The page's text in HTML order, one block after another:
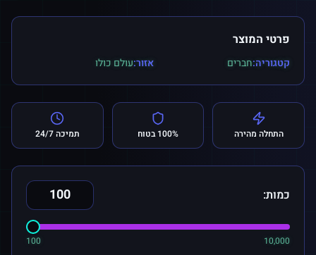
פרטי המוצר
קטגוריה:חברים אזור:עולם כולו
התחלה מהירה 100% בטוח תמיכה 24/7
כמות:
100 10,000